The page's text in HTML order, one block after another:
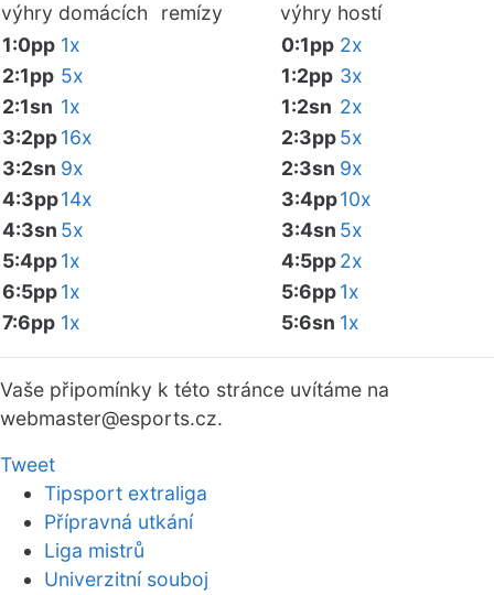
výhry domácích remízy výhry hostí
1:0pp 1x
2:1pp 5x
2:1sn 1x
3:2pp16x
3:2sn 9x
4:3pp14x
4:3sn 5x
5:4pp1x
6:5pp1x
7:6pp 1x
0:1pp 2x
1:2pp 3x
1:2sn 2x
2:3pp5x
2:3sn 9x
3:4pp10x
3:4sn 5x
4:5pp2x
5:6pp1x
5:6sn 1x
Vaše připomínky k této stránce uvítáme na
webmaster@esports.cz.
Tweet
Tipsport extraliga
Přípravná utkání
Liga mistrů
Univerzitní souboj